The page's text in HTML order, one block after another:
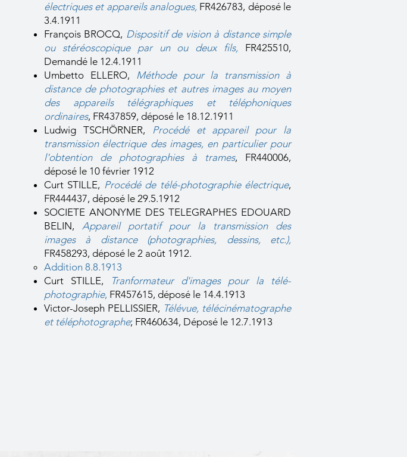
électriques et appareils analogues, FR426783, déposé le
3.4.1911
François BROCQ, Dispositif de vision à distance simple
ou stéréoscopique par un ou deux fils, FR425510,
Demandé le 12.4.1911
Umbetto ELLERO, Méthode pour la transmission à
distance de photographies et autres images au moyen
des appareils télégraphiques et téléphoniques
ordinaires, FR437859, déposé le 18.12.1911
Ludwig TSCHÖRNER, Procédé et appareil pour la
transmission électrique des images, en particulier pour
l'obtention de photographies à trames, FR440006,
déposé le 10 février 1912
Curt STILLE, Procédé de télé-photographie électrique,
FR444437, déposé le 29.5.1912
SOCIETE ANONYME DES TELEGRAPHES EDOUARD
BELIN, Appareil portatif pour la transmission des
images à distance (photographies, dessins, etc.),
FR458293, déposé le 2 août 1912.​​
Addition 8.8.1913
Curt STILLE,
Tranformateur d'images pour la télé-
photographie, FR457615, déposé le 14.4.1913
Victor-Joseph PELLISSIER, Télévue, télécinématographe
et téléphotographe; FR460634, Déposé le 12.7.1913